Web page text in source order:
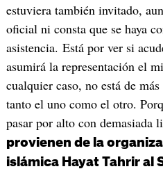
estuviera también invitado,
oficial ni consta que se haya
asistencia. Está por ver si
asumirá la representación el
cualquier caso, no está de
tanto el uno como el otro.
pasar por alto con demasiada
provienen de la
islámica Hayat Tahrir al